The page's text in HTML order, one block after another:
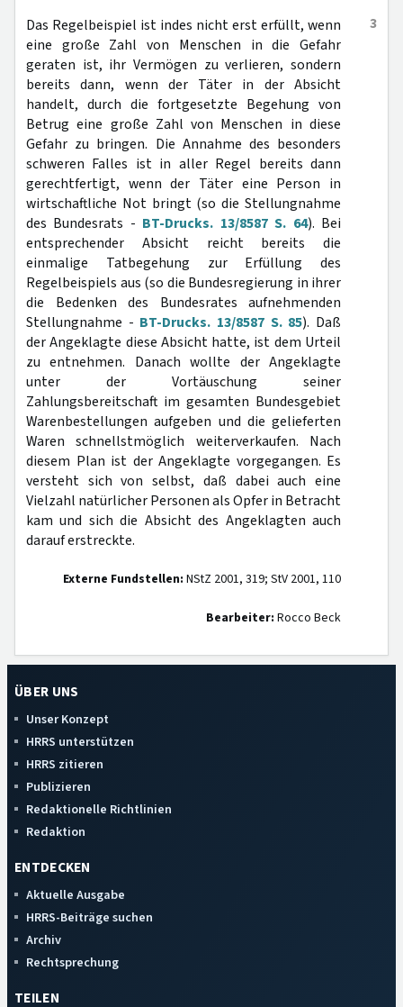
3
Das Regelbeispiel ist indes nicht erst erfüllt, wenn
eine große Zahl von Menschen in die Gefahr
geraten ist, ihr Vermögen zu verlieren, sondern
bereits dann, wenn der Täter in der Absicht
handelt, durch die fortgesetzte Begehung von
Betrug eine große Zahl von Menschen in diese
Gefahr zu bringen. Die Annahme des besonders
schweren Falles ist in aller Regel bereits dann
gerechtfertigt, wenn der Täter eine Person in
wirtschaftliche Not bringt (so die Stellungnahme
des Bundesrats - BT-Drucks. 13/8587 S. 64). Bei
entsprechender Absicht reicht bereits die
einmalige Tatbegehung zur Erfüllung des
Regelbeispiels aus (so die Bundesregierung in ihrer
die Bedenken des Bundesrates aufnehmenden
Stellungnahme - BT-Drucks. 13/8587 S. 85). Daß
der Angeklagte diese Absicht hatte, ist dem Urteil
zu entnehmen. Danach wollte der Angeklagte
unter der Vortäuschung seiner
Zahlungsbereitschaft im gesamten Bundesgebiet
Warenbestellungen aufgeben und die gelieferten
Waren schnellstmöglich weiterverkaufen. Nach
diesem Plan ist der Angeklagte vorgegangen. Es
versteht sich von selbst, daß dabei auch eine
Vielzahl natürlicher Personen als Opfer in Betracht
kam und sich die Absicht des Angeklagten auch
darauf erstreckte.
Externe Fundstellen: NStZ 2001, 319; StV 2001, 110
Bearbeiter: Rocco Beck
ÜBER UNS
Unser Konzept
HRRS unterstützen
HRRS zitieren
Publizieren
Redaktionelle Richtlinien
Redaktion
ENTDECKEN
Aktuelle Ausgabe
HRRS-Beiträge suchen
Archiv
Rechtsprechung
TEILEN